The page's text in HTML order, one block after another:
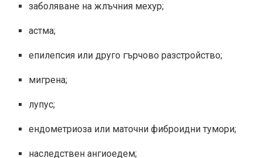
заболяване на жлъчния мехур;
астма;
епилепсия или друго гърчово разстройство;
мигрена;
лупус;
ендометриоза или маточни фиброидни тумори;
наследствен ангиоедем;